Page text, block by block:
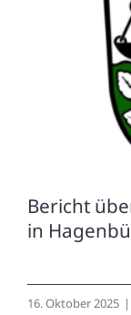
Bericht
in
16. Oktober 2025 |